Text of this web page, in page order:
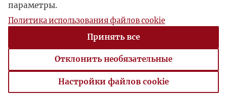
параметры.
Политика использования файлов cookie
Принять все
Отклонить необязательные
Настройки файлов cookie
Настройки файлов cookie